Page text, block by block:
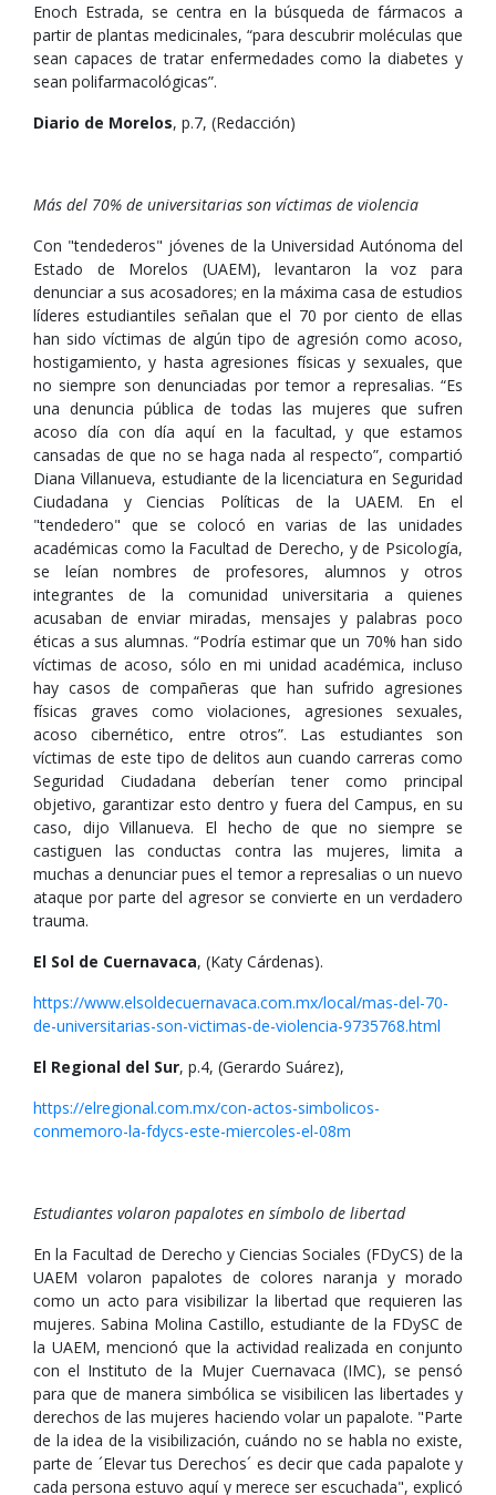
Enoch Estrada, se centra en la búsqueda de fármacos a
partir de plantas medicinales, “para descubrir moléculas que
sean capaces de tratar enfermedades como la diabetes y
sean polifarmacológicas”.
Diario de Morelos, p.7, (Redacción)
Más del 70% de universitarias son víctimas de violencia
Con "tendederos" jóvenes de la Universidad Autónoma del
Estado de Morelos (UAEM), levantaron la voz para
denunciar a sus acosadores; en la máxima casa de estudios
líderes estudiantiles señalan que el 70 por ciento de ellas
han sido víctimas de algún tipo de agresión como acoso,
hostigamiento, y hasta agresiones físicas y sexuales, que
no siempre son denunciadas por temor a represalias. “Es
una denuncia pública de todas las mujeres que sufren
acoso día con día aquí en la facultad, y que estamos
cansadas de que no se haga nada al respecto”, compartió
Diana Villanueva, estudiante de la licenciatura en Seguridad
Ciudadana y Ciencias Políticas de la UAEM. En el
"tendedero" que se colocó en varias de las unidades
académicas como la Facultad de Derecho, y de Psicología,
se leían nombres de profesores, alumnos y otros
integrantes de la comunidad universitaria a quienes
acusaban de enviar miradas, mensajes y palabras poco
éticas a sus alumnas. “Podría estimar que un 70% han sido
víctimas de acoso, sólo en mi unidad académica, incluso
hay casos de compañeras que han sufrido agresiones
físicas graves como violaciones, agresiones sexuales,
acoso cibernético, entre otros”. Las estudiantes son
víctimas de este tipo de delitos aun cuando carreras como
Seguridad Ciudadana deberían tener como principal
objetivo, garantizar esto dentro y fuera del Campus, en su
caso, dijo Villanueva. El hecho de que no siempre se
castiguen las conductas contra las mujeres, limita a
muchas a denunciar pues el temor a represalias o un nuevo
ataque por parte del agresor se convierte en un verdadero
trauma.
El Sol de Cuernavaca, (Katy Cárdenas).
https://www.elsoldecuernavaca.com.mx/local/mas-del-70-
de-universitarias-son-victimas-de-violencia-9735768.html
El Regional del Sur, p.4, (Gerardo Suárez),
https://elregional.com.mx/con-actos-simbolicos-
conmemoro-la-fdycs-este-miercoles-el-08m
Estudiantes volaron papalotes en símbolo de libertad
En la Facultad de Derecho y Ciencias Sociales (FDyCS) de la
UAEM volaron papalotes de colores naranja y morado
como un acto para visibilizar la libertad que requieren las
mujeres. Sabina Molina Castillo, estudiante de la FDySC de
la UAEM, mencionó que la actividad realizada en conjunto
con el Instituto de la Mujer Cuernavaca (IMC), se pensó
para que de manera simbólica se visibilicen las libertades y
derechos de las mujeres haciendo volar un papalote. "Parte
de la idea de la visibilización, cuándo no se habla no existe,
parte de ´Elevar tus Derechos´ es decir que cada papalote y
cada persona estuvo aquí y merece ser escuchada", explicó